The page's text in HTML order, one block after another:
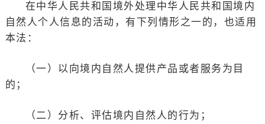
在中华人民共和国境外处理中华人民共和国境内
自然人个人信息的活动，有下列情形之一的，也适用
本法：
（一）以向境内自然人提供产品或者服务为目
的；
（二）分析、评估境内自然人的行为；